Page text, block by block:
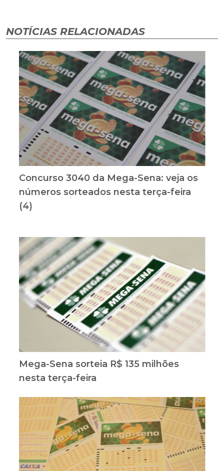
NOTÍCIAS RELACIONADAS
Concurso 3040 da Mega-Sena: veja os
números sorteados nesta terça-feira
(4)
Mega-Sena sorteia R$ 135 milhões
nesta terça-feira